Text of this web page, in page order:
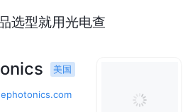
选型就用光电查
美国